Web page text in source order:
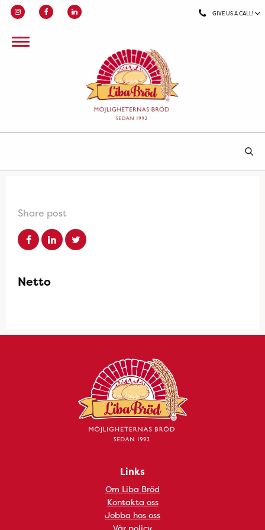
GIVE US A CALL!
Share post
Netto
Links
Om Liba Bröd
Kontakta oss
Jobba hos oss